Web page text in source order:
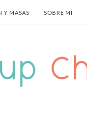
Y MASAS SOBRE MÍ